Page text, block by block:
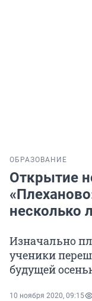
ОБРАЗОВАНИЕ
Открытие
несколько
Изначально
ученики
будущей
10 ноября 2020, 09:15